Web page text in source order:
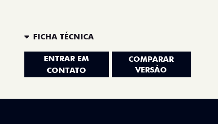
FICHA TÉCNICA
ENTRAR EM
CONTATO
COMPARAR
VERSÃO